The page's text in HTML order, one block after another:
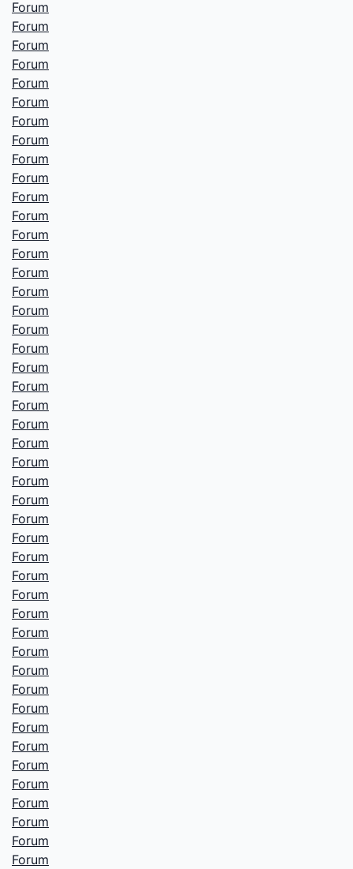
Forum
Forum
Forum
Forum
Forum
Forum
Forum
Forum
Forum
Forum
Forum
Forum
Forum
Forum
Forum
Forum
Forum
Forum
Forum
Forum
Forum
Forum
Forum
Forum
Forum
Forum
Forum
Forum
Forum
Forum
Forum
Forum
Forum
Forum
Forum
Forum
Forum
Forum
Forum
Forum
Forum
Forum
Forum
Forum
Forum
Forum